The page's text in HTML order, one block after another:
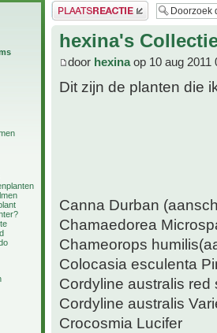
Plaats een reactie
hexina's
door hexinaop 10 aug 2011
Dit zijn de planten die
Canna Durban
Chamaedorea
Chameorops
Colocasia esculenta
Cordyline australis
Cordyline australis
Crocosmia Lucifer